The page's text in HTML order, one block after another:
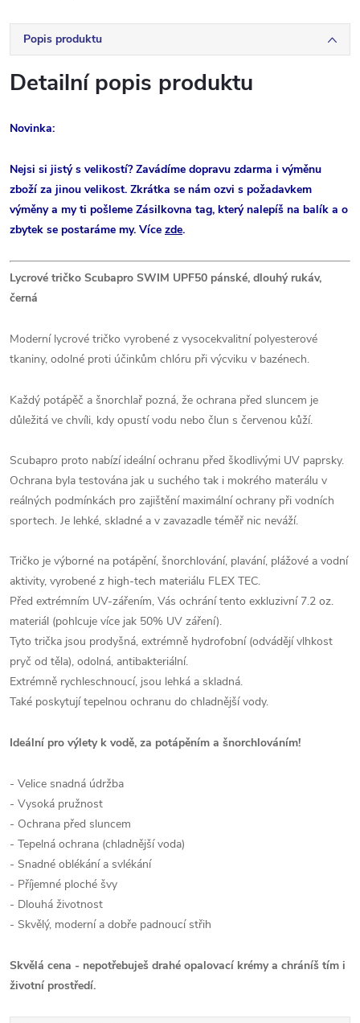
Popis produktu
Detailní popis produktu
Novinka:
Nejsi si jistý s velikostí? Zavádíme dopravu zdarma i výměnu
zboží za jinou velikost. Zkrátka se nám ozvi s požadavkem
výměny a my ti pošleme Zásilkovna tag, který nalepíš na balík a o
zbytek se postaráme my. Více zde.
Lycrové tričko Scubapro SWIM UPF50 pánské, dlouhý rukáv,
černá
Moderní lycrové tričko vyrobené z vysocekvalitní polyesterové
tkaniny, odolné proti účinkům chlóru při výcviku v bazénech.
Každý potápěč a šnorchlař pozná, že ochrana před sluncem je
důležitá ve chvíli, kdy opustí vodu nebo člun s červenou kůží.
Scubapro proto nabízí ideální ochranu před škodlivými UV paprsky.
Ochrana byla testována jak u suchého tak i mokrého materálu v
reálných podmínkách pro zajištění maximální ochrany při vodních
sportech. Je lehké, skladné a v zavazadle téměř nic neváží.
Tričko je výborné na potápění, šnorchlování, plavání, plážové a vodní
aktivity, vyrobené z high-tech materiálu FLEX TEC.
Před extrémním UV-zářením, Vás ochrání tento exkluzivní 7.2 oz.
materiál (pohlcuje více jak 50% UV záření).
Tyto trička jsou prodyšná, extrémně hydrofobní (odvádějí vlhkost
pryč od těla), odolná, antibakteriální.
Extrémně rychleschnoucí, jsou lehká a skladná.
Také poskytují tepelnou ochranu do chladnější vody.
Ideální pro výlety k vodě, za potápěním a šnorchlováním!
- Velice snadná údržba
- Vysoká pružnost
- Ochrana před sluncem
- Tepelná ochrana (chladnější voda)
- Snadné oblékání a svlékání
- Příjemné ploché švy
- Dlouhá životnost
- Skvělý, moderní a dobře padnoucí střih
Skvělá cena - nepotřebuješ drahé opalovací krémy a chráníš tím i
životní prostředí.